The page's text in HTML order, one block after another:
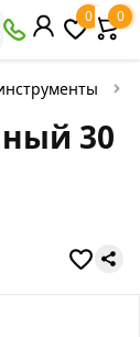
0 0
30